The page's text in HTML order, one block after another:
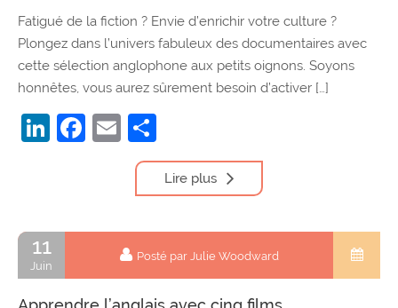
Fatigué de la fiction ? Envie d’enrichir votre culture ?
Plongez dans l’univers fabuleux des documentaires avec
cette sélection anglophone aux petits oignons. Soyons
honnêtes, vous aurez sûrement besoin d’activer […]
LinkedIn
Facebook
Email
Lire plus
11
Juin
Posté par Julie Woodward